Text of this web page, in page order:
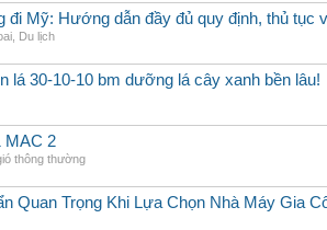
đi Mỹ: Hướng dẫn đầy đủ quy định, thủ tục
Du lịch
lá 30-10-10 bm dưỡng lá cây xanh bền lâu!
MAC 2
thông thường
Quan Trọng Khi Lựa Chọn Nhà Máy Gia